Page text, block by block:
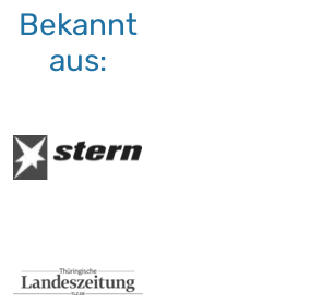
Bekannt
aus: